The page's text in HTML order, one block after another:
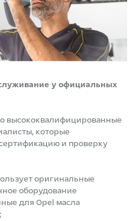
у официальных
высококвалифицированные
которые
и проверку
оригинальные
оборудование
для Opel масла